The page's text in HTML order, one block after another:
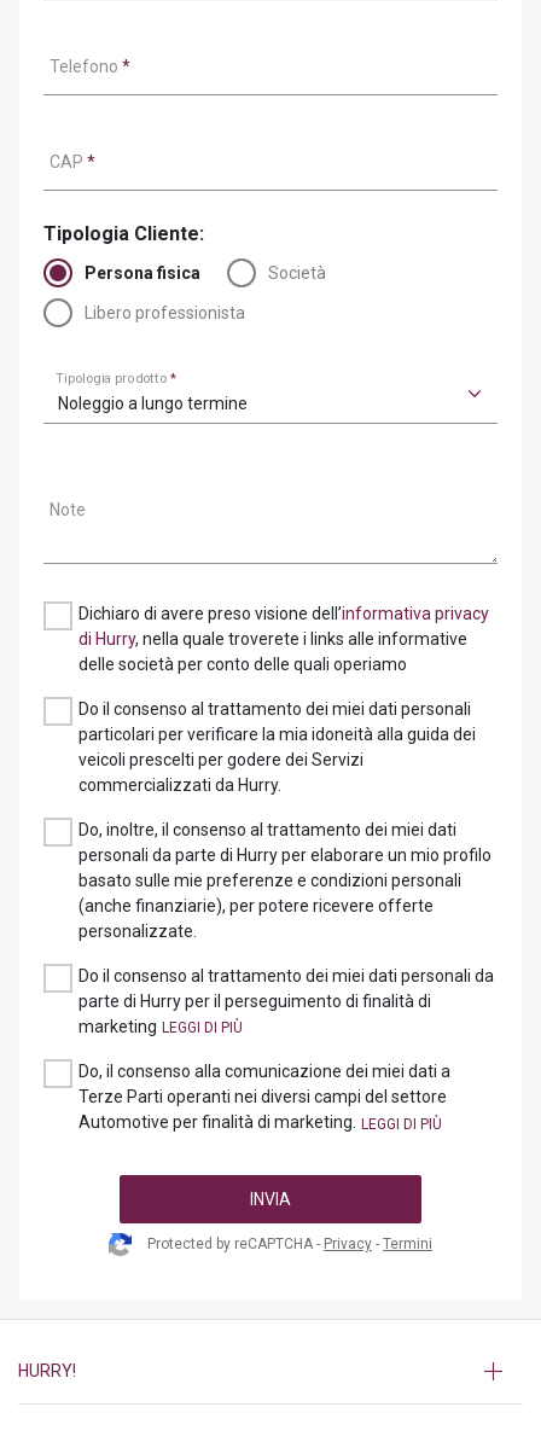
Telefono *
CAP *
Tipologia Cliente:
Persona fisica Società
Libero professionista
Tipologia prodotto*
Noleggio a lungo termine
Note
Dichiaro di avere preso visione dell’informativa privacy
di Hurry, nella quale troverete i links alle informative
delle società per conto delle quali operiamo
Do il consenso al trattamento dei miei dati personali
particolari per verificare la mia idoneità alla guida dei
veicoli prescelti per godere dei Servizi
commercializzati da Hurry.
Do, inoltre, il consenso al trattamento dei miei dati
personali da parte di Hurry per elaborare un mio profilo
basato sulle mie preferenze e condizioni personali
(anche finanziarie), per potere ricevere offerte
personalizzate.
Do il consenso al trattamento dei miei dati personali da
parte di Hurry per il perseguimento di finalità di
marketing
Do, il consenso alla comunicazione dei miei dati a
Terze Parti operanti nei diversi campi del settore
Automotive per finalità di marketing.
INVIA
Protected by reCAPTCHA - Privacy - Termini
HURRY!